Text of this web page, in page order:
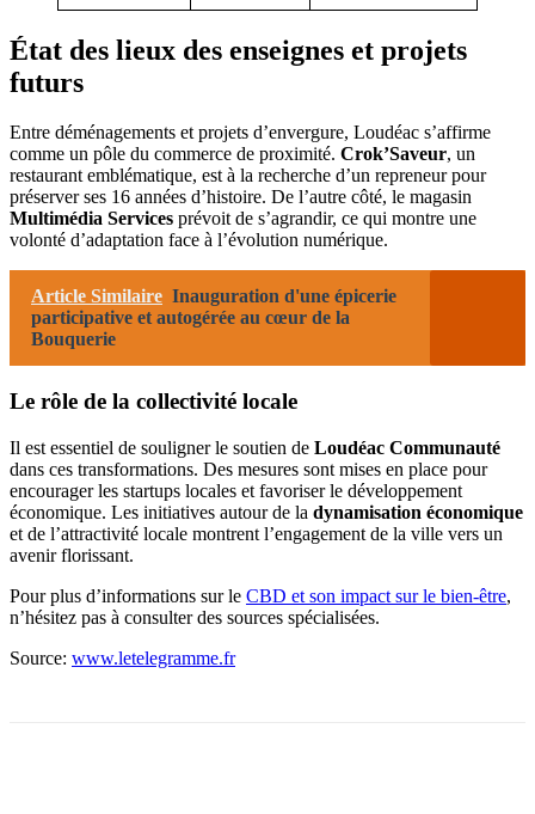
État des lieux des enseignes et projets
futurs
Entre déménagements et projets d’envergure, Loudéac s’affirme
comme un pôle du commerce de proximité. Crok’Saveur, un
restaurant emblématique, est à la recherche d’un repreneur pour
préserver ses 16 années d’histoire. De l’autre côté, le magasin
Multimédia Services prévoit de s’agrandir, ce qui montre une
volonté d’adaptation face à l’évolution numérique.
Article Similaire Inauguration d'une épicerie
participative et autogérée au cœur de la
Bouquerie
Le rôle de la collectivité locale
Il est essentiel de souligner le soutien de Loudéac Communauté
dans ces transformations. Des mesures sont mises en place pour
encourager les startups locales et favoriser le développement
économique. Les initiatives autour de la dynamisation économique
et de l’attractivité locale montrent l’engagement de la ville vers un
avenir florissant.
Pour plus d’informations sur le CBD et son impact sur le bien-être,
n’hésitez pas à consulter des sources spécialisées.
Source: www.letelegramme.fr